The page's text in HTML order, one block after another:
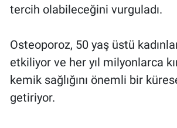
tercih olabileceğini vurguladı.
Osteoporoz, 50 yaş üstü
etkiliyor ve her yıl milyonlarca
kemik sağlığını önemli bir
getiriyor.